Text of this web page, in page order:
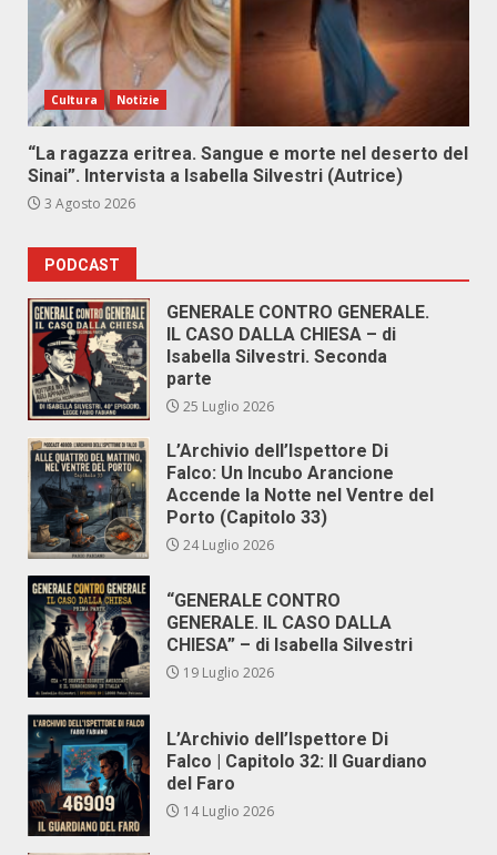
Cultura Notizie
“La ragazza eritrea. Sangue e morte nel deserto del
Sinai”. Intervista a Isabella Silvestri (Autrice)
3 Agosto 2026
PODCAST
GENERALE CONTRO GENERALE.
IL CASO DALLA CHIESA – di
Isabella Silvestri. Seconda
parte
25 Luglio 2026
L’Archivio dell’Ispettore Di
Falco: Un Incubo Arancione
Accende la Notte nel Ventre del
Porto (Capitolo 33)
24 Luglio 2026
“GENERALE CONTRO
GENERALE. IL CASO DALLA
CHIESA” – di Isabella Silvestri
19 Luglio 2026
L’Archivio dell’Ispettore Di
Falco | Capitolo 32: Il Guardiano
del Faro
14 Luglio 2026